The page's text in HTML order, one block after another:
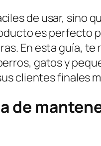
de usar, sino
es perfecto
En esta guía,
gatos y
clientes finales